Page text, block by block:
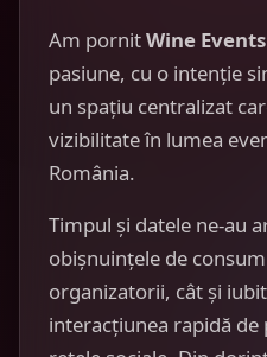
Am pornitWine
pasiune, cu o intenție
un spațiu centralizat
vizibilitate în lumea
România.
Timpul și datele ne-au
obișnuințele de
organizatorii, cât și
interacțiunea rapidă